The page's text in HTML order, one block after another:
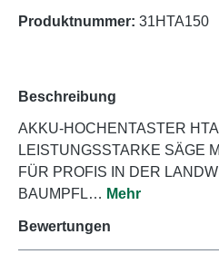
Produktnummer: 31HTA150
Beschreibung
AKKU-HOCHENTASTER
LEISTUNGSSTARKE SÄGE
FÜR PROFIS IN DER
BAUMPFL… Mehr
Bewertungen